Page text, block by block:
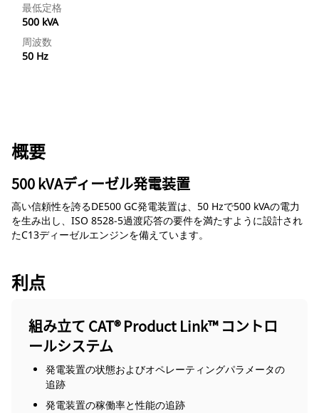
最低定格
500 kVA
周波数
50 Hz
概要
500 kVAディーゼル発電装置
高い信頼性を誇るDE500 GC発電装置は、50 Hzで500 kVAの電力
を生み出し、ISO 8528-5過渡応答の要件を満たすように設計され
たC13ディーゼルエンジンを備えています。
利点
組み立て CAT® Product Link™ コントロ
ールシステム
発電装置の状態およびオペレーティングパラメータの
追跡
発電装置の稼働率と性能の追跡